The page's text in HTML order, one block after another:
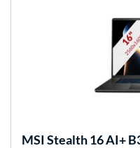
MSI Stealth 16 AI+